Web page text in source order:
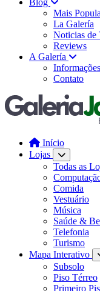
Blog
Mais
La Galería
Noticias de
Reviews
A Galería
Informações
Contato
Início
Lojas
Todas as
Comida
Vestuário
Música
Saúde &
Telefonia
Turismo
Mapa Interativo
Subsolo
Piso Térreo
Primeiro